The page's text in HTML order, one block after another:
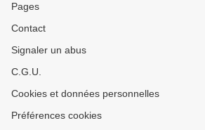
Pages
Contact
Signaler un abus
C.G.U.
Cookies et données personnelles
Préférences cookies